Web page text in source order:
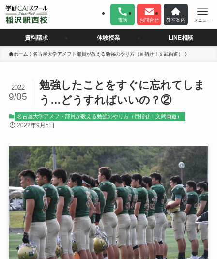
電話 お問合せ 教室案内 メニュー
資料請求 体験授業 LINE相談
ホーム 名古屋大学アメフト部員が教える勉強のやり方（目指せ！文武両道）
勉強したことをすぐに忘れてしま
う…どうすればいいの？②
2022
9/05
名古屋大学アメフト部員が教える勉強のやり方（目指せ！文武両道）
2022年9月5日